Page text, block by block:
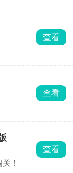
查看
查看
！
查看